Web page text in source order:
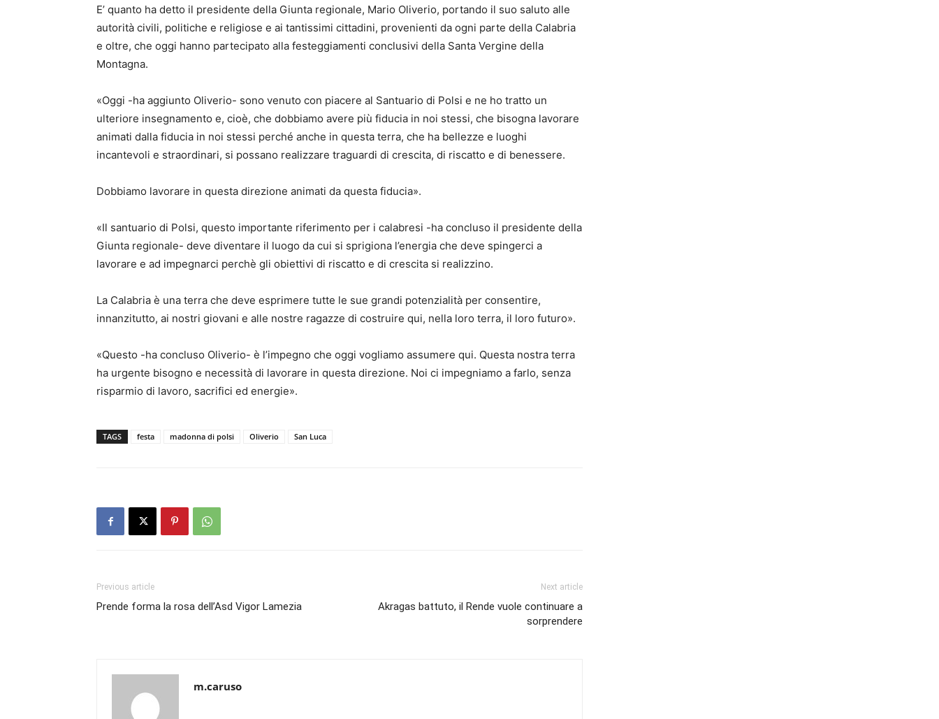
E’ quanto ha detto il presidente della Giunta regionale, Mario Oliverio, portando il suo saluto alle
autorità civili, politiche e religiose e ai tantissimi cittadini, provenienti da ogni parte della Calabria
e oltre, che oggi hanno partecipato alla festeggiamenti conclusivi della Santa Vergine della
Montagna.
«Oggi -ha aggiunto Oliverio- sono venuto con piacere al Santuario di Polsi e ne ho tratto un
ulteriore insegnamento e, cioè, che dobbiamo avere più fiducia in noi stessi, che bisogna lavorare
animati dalla fiducia in noi stessi perché anche in questa terra, che ha bellezze e luoghi
incantevoli e straordinari, si possano realizzare traguardi di crescita, di riscatto e di benessere.
Dobbiamo lavorare in questa direzione animati da questa fiducia».
«Il santuario di Polsi, questo importante riferimento per i calabresi -ha concluso il presidente della
Giunta regionale- deve diventare il luogo da cui si sprigiona l’energia che deve spingerci a
lavorare e ad impegnarci perchè gli obiettivi di riscatto e di crescita si realizzino.
La Calabria è una terra che deve esprimere tutte le sue grandi potenzialità per consentire,
innanzitutto, ai nostri giovani e alle nostre ragazze di costruire qui, nella loro terra, il loro futuro».
«Questo -ha concluso Oliverio- è l’impegno che oggi vogliamo assumere qui. Questa nostra terra
ha urgente bisogno e necessità di lavorare in questa direzione. Noi ci impegniamo a farlo, senza
risparmio di lavoro, sacrifici ed energie».
TAGS festa madonna di polsi Oliverio San Luca
Previous article
Prende forma la rosa dell’Asd Vigor Lamezia
Next article
Akragas battuto, il Rende vuole continuare a
sorprendere
m.caruso